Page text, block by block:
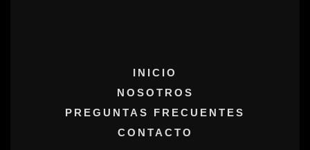
INICIO
NOSOTROS
PREGUNTAS FRECUENTES
CONTACTO